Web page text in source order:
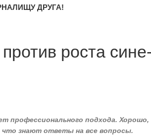
ИЩУ ДРУГА!
роста
профессионального подхода.
знают ответы на все вопросы.